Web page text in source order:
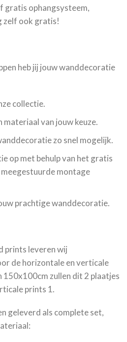
gratis ophangsysteem,
zelf ook gratis!
heb jij jouw wanddecoratie
collectie.
van jouw keuze.
zo snel mogelijk.
op met behulp van het gratis
montage
prachtige wanddecoratie.
prints leveren wij
de horizontale en verticale
150x100cm zullen dit 2 plaatjes
prints 1.
geleverd als complete set,